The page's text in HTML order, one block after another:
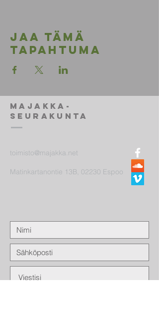
Jaa tämä
tapahtuma
Majakka-
seurakunta
toimisto@majakka.net
Matinkartanontie 13B, 02230 Espoo